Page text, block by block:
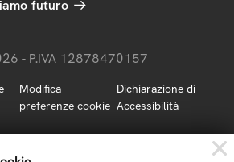
futuro
- P.IVA 12878470157
Modifica
preferenze cookie
Dichiarazione di
Accessibilità